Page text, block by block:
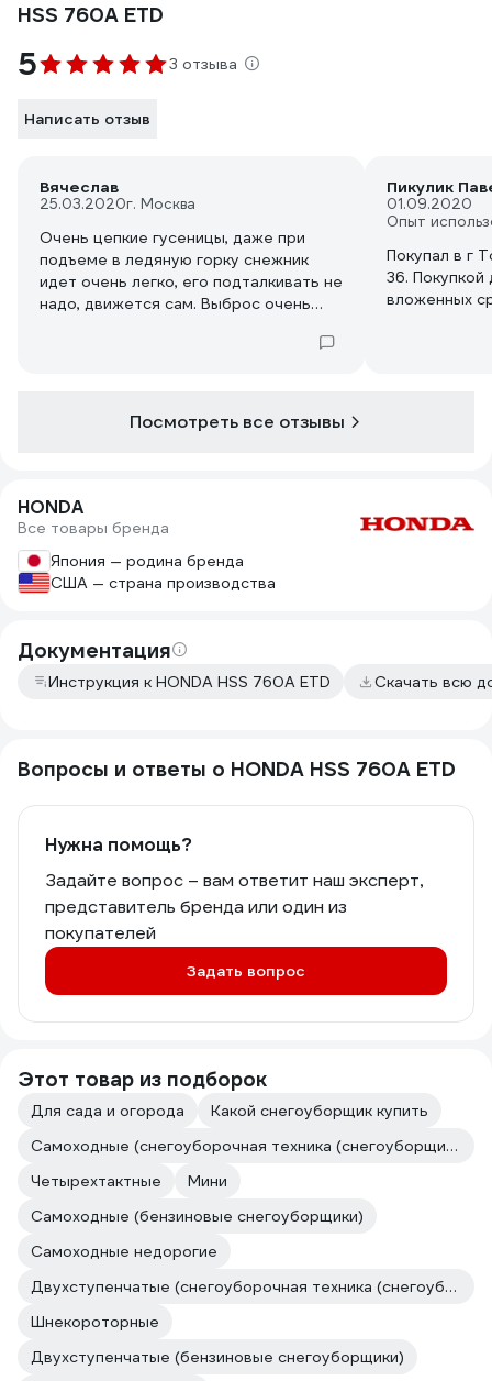
HSS 760A ETD
5 3 отзыва
Написать отзыв
Вячеслав
25.03.2020г. Москва
Очень цепкие гусеницы, даже при
подъеме в ледяную горку снежник
идет очень легко, его подталкивать не
надо, движется сам. Выброс очень
Пикулик
01.09.2020
Опыт
Покупал в г
36.
вложенных
Посмотреть все отзывы
HONDA
Все товары бренда
Япония — родина бренда
США — страна производства
Документация
Инструкция к HONDA HSS 760A ETD Скачать всю
Вопросы и ответы о HONDA HSS 760A ETD
Нужна помощь?
Задайте вопрос – вам ответит наш эксперт,
представитель бренда или один из
покупателей
Задать вопрос
Этот товар из подборок
Для сада и огорода
Какой снегоуборщик купить
Самоходные (снегоуборочная техника (снегоуборщики))
Четырехтактные
Мини
Самоходные (бензиновые снегоуборщики)
Самоходные недорогие
Двухступенчатые (снегоуборочная техника (снегоуборщики))
Шнекороторные
Двухступенчатые (бензиновые снегоуборщики)